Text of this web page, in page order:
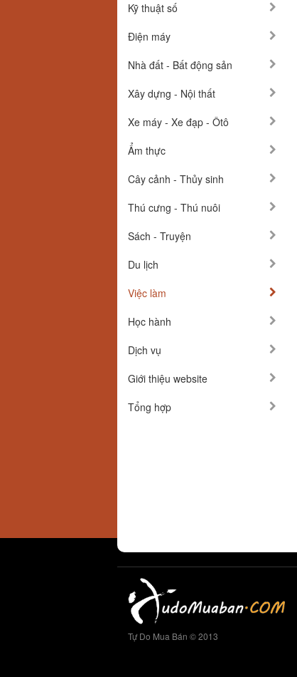
Kỹ thuật số
Điện máy
Nhà đất - Bất động sản
Xây dựng - Nội thất
Xe máy - Xe đạp - Ôtô
Ẩm thực
Cây cảnh - Thủy sinh
Thú cưng - Thú nuôi
Sách - Truyện
Du lịch
Việc làm
Học hành
Dịch vụ
Giới thiệu website
Tổng hợp
Tự Do Mua Bán © 2013